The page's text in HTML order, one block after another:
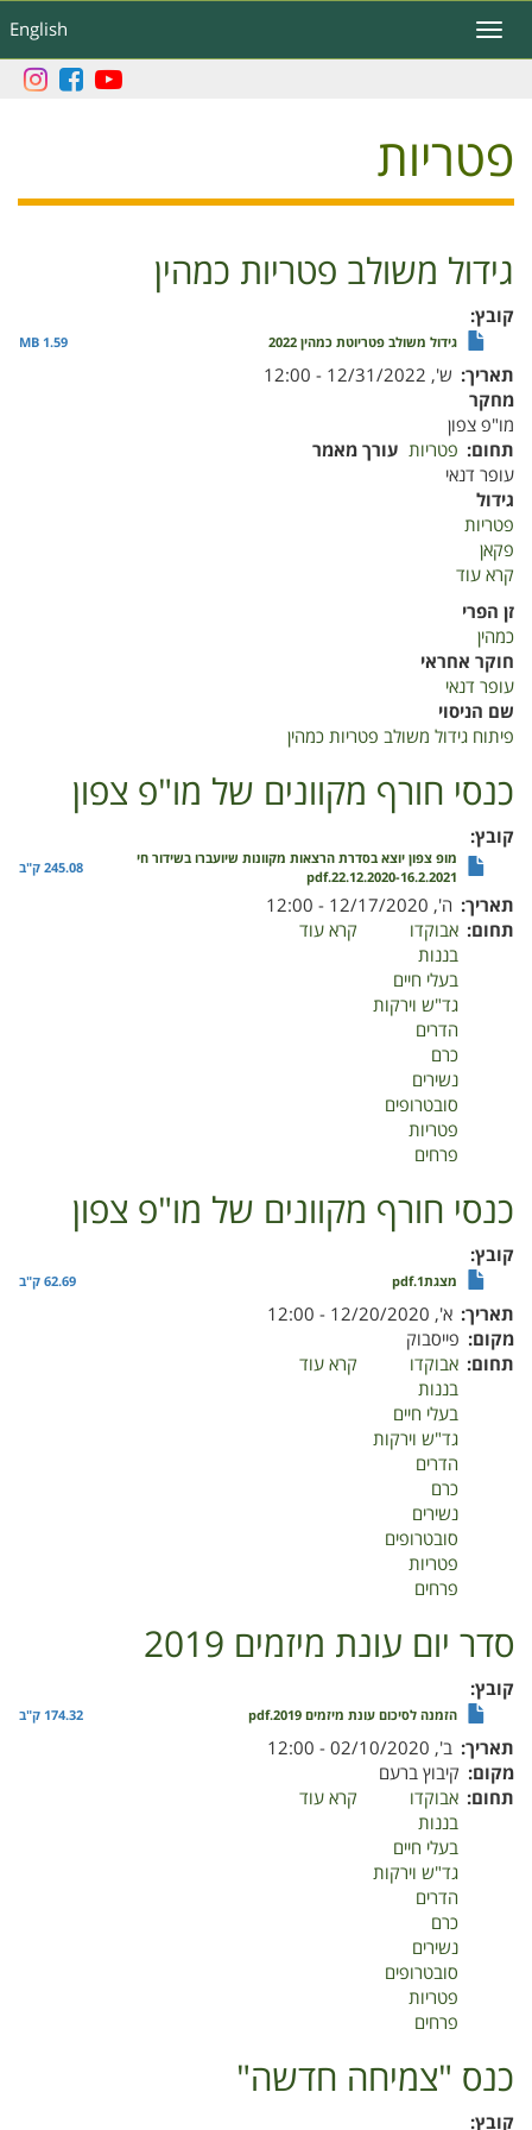
לתוכן
העיקרי
English
Toggle
navigation
פטריות
גידול משולב פטריות כמהין
קובץ
גידול משולב פטריוטת כמהין 2022 1.59 MB
תאריך ש', 12/31/2022 - 12:00
מחקר
מו"פ צפון
תחום פטריות עורך מאמר
עופר דנאי
גידול
פטריות
פקאן
קרא עוד
כמהין
זן הפרי
כמהין
חוקר אחראי
עופר דנאי
שם הניסוי
פיתוח גידול משולב פטריות כמהין
כנסי חורף מקוונים של מו"פ צפון
קובץ
מופ צפון יוצא בסדרת הרצאות מקוונות שיועברו בשידור חי
22.12.2020-16.2.2021.pdf
245.08 ק"ב
תאריך ה', 12/17/2020 - 12:00
תחום
אבוקדו
בננות
בעלי חיים
גד"ש וירקות
הדרים
כרם
נשירים
סובטרופים
פטריות
פרחים
קרא עוד
כנסי חורף מקוונים של מו"פ צפון
קובץ
מצגת1.pdf 62.69 ק"ב
תאריך א', 12/20/2020 - 12:00
מקום פייסבוק
תחום
אבוקדו
בננות
בעלי חיים
גד"ש וירקות
הדרים
כרם
נשירים
סובטרופים
פטריות
פרחים
קרא עוד
סדר יום עונת מיזמים 2019
קובץ
הזמנה לסיכום עונת מיזמים 2019.pdf 174.32 ק"ב
תאריך ב', 02/10/2020 - 12:00
מקום קיבוץ ברעם
תחום
אבוקדו
בננות
בעלי חיים
גד"ש וירקות
הדרים
כרם
נשירים
סובטרופים
פטריות
פרחים
קרא עוד
כנס "צמיחה חדשה"
קובץ